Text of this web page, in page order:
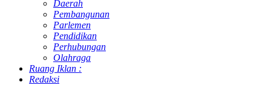
Daerah
Pembangunan
Parlemen
Pendidikan
Perhubungan
Olahraga
Ruang Iklan :
Redaksi